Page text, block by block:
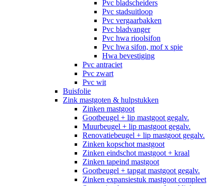
Pvc bladscheiders
Pvc stadsuitloop
Pvc vergaarbakken
Pvc bladvanger
Pvc hwa rioolsifon
Pvc hwa sifon, mof x spie
Hwa bevestiging
Pvc antraciet
Pvc zwart
Pvc wit
Buisfolie
Zink mastgoten & hulpstukken
Zinken mastgoot
Gootbeugel + lip mastgoot gegalv.
Muurbeugel + lip mastgoot gegalv.
Renovatiebeugel + lip mastgoot gegalv.
Zinken kopschot mastgoot
Zinken eindschot mastgoot + kraal
Zinken tapeind mastgoot
Gootbeugel + tapgat mastgoot gegalv.
Zinken expansiestuk mastgoot compleet